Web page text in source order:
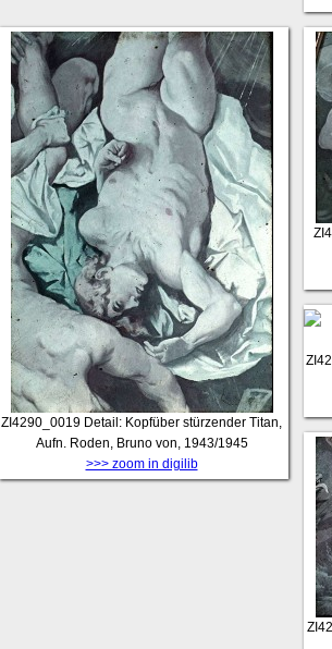
ZI4290_0019 Detail: Kopfüber stürzender Titan,
Aufn. Roden, Bruno von, 1943/1945
>>> zoom in digilib